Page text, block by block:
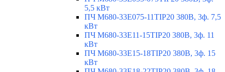
5,5 кВт
ПЧ M680-33E075-11TIP20 380В, 3ф. 7,5
кВт
ПЧ M680-33E11-15TIP20 380В, 3ф. 11
кВт
ПЧ M680-33E15-18TIP20 380В, 3ф. 15
кВт